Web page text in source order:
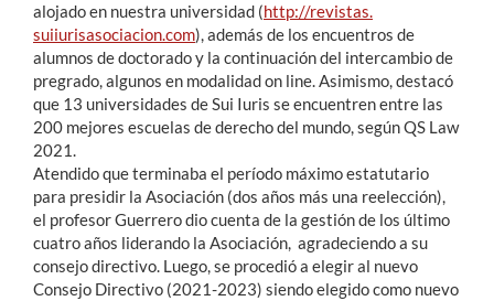
alojado en nuestra universidad (http://revistas.
suiiurisasociacion.com), además de los encuentros de
alumnos de doctorado y la continuación del intercambio de
pregrado, algunos en modalidad on line. Asimismo, destacó
que 13 universidades de Sui Iuris se encuentren entre las
200 mejores escuelas de derecho del mundo, según QS Law
2021.
Atendido que terminaba el período máximo estatutario
para presidir la Asociación (dos años más una reelección),
el profesor Guerrero dio cuenta de la gestión de los último
cuatro años liderando la Asociación, agradeciendo a su
consejo directivo. Luego, se procedió a elegir al nuevo
Consejo Directivo (2021-2023) siendo elegido como nuevo